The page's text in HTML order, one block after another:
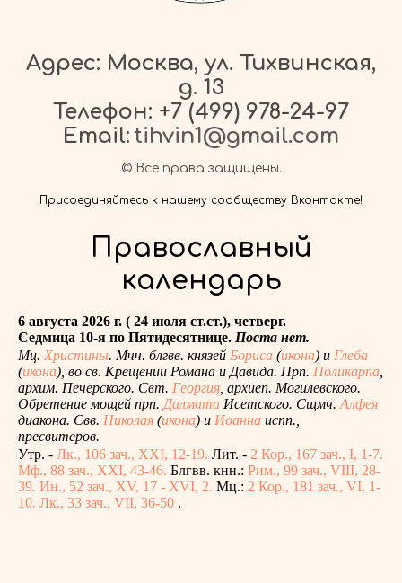
Адрес: Москва, ул. Тихвинская,
д. 13
Телефон: +7 (499) 978-24-97
Email:tihvin1@gmail.com
© Все права защищены.
Присоединяйтесь к нашему сообществу Вконтакте!
Православный
календарь
6 августа 2026 г. ( 24 июля ст.ст.), четверг.
Седмица 10-я по Пятидесятнице. Поста нет.
Мц. Христины. Мчч. блгвв. князей Бориса (икона) и Глеба
(икона), во св. Крещении Романа и Давида. Прп. Поликарпа
архим. Печерского. Свт. Георгия , архиеп. Могилевского.
Обретение мощей прп. Далмата Исетского. Сщмч. Алфея
диакона. Свв. Николая (икона) и Иоанна испп.,
пресвитеров.
Утр. - Лк., 106 зач., XXI, 12-19. Лит. - 2 Кор., 167 зач., I, 1-7.
Мф., 88 зач., XXI, 43-46. Блгвв. кнн.: Рим., 99 зач., VIII, 28-
39. Ин., 52 зач., XV, 17 - XVI, 2. Мц.: 2 Кор., 181 зач., VI, 1-
10. Лк., 33 зач., VII, 36-50 .